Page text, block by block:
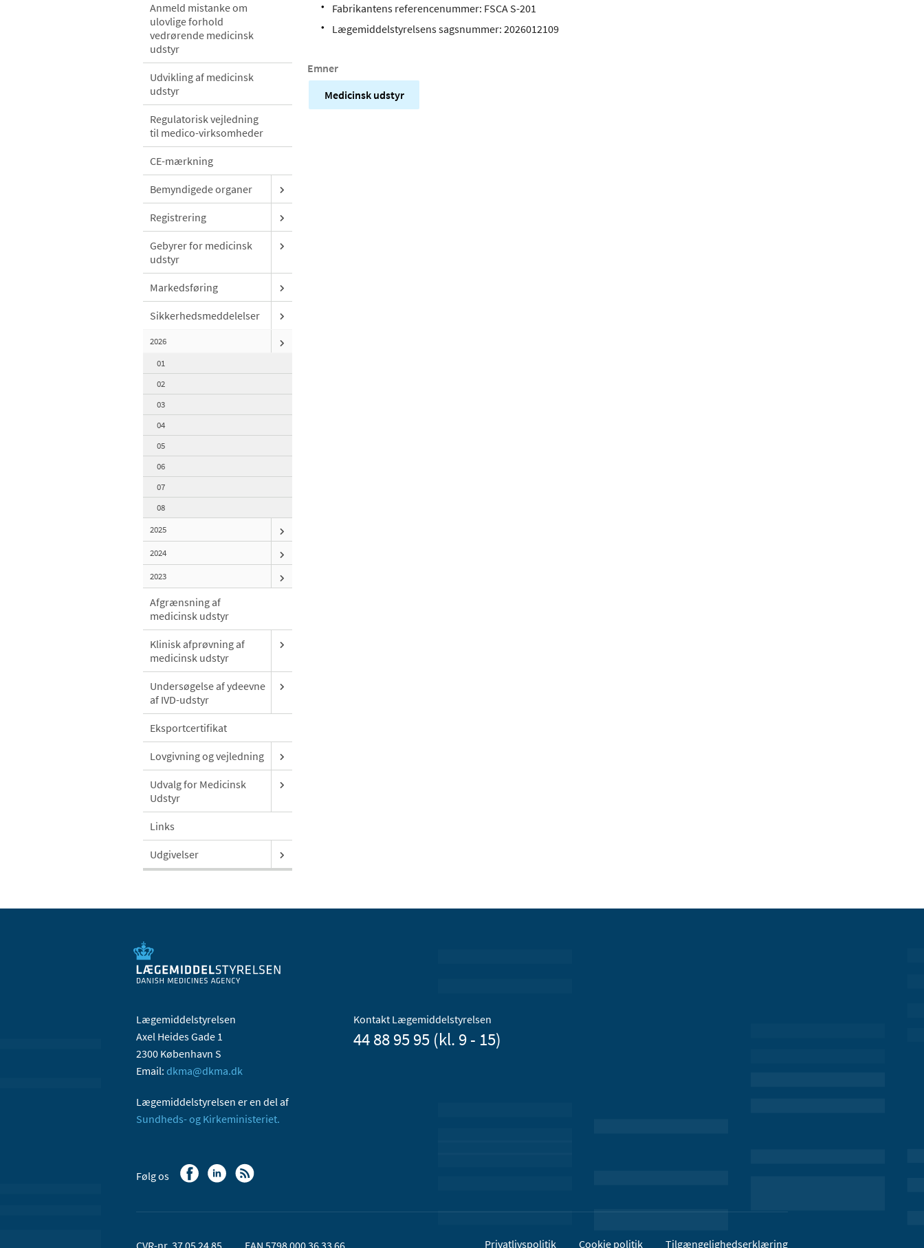
Anmeld mistanke om
ulovlige forhold
vedrørende medicinsk
udstyr
Udvikling af medicinsk
udstyr
Regulatorisk vejledning
til medico-virksomheder
CE-mærkning
Bemyndigede organer
Registrering
Gebyrer for medicinsk
udstyr
Markedsføring
Sikkerhedsmeddelelser
2026
01
02
03
04
05
06
07
08
2025
2024
2023
Afgrænsning af
medicinsk udstyr
Klinisk afprøvning af
medicinsk udstyr
Undersøgelse af ydeevne
af IVD-udstyr
Eksportcertifikat
Lovgivning og vejledning
Udvalg for Medicinsk
Udstyr
Links
Udgivelser
Fabrikantens referencenummer: FSCA S-201
Lægemiddelstyrelsens sagsnummer:2026012109
Emner
Medicinsk udstyr
Lægemiddelstyrelsen
Axel Heides Gade 1
2300 København S
Email: dkma@dkma.dk
Lægemiddelstyrelsen er en del af
Sundheds- og Kirkeministeriet.
Kontakt Lægemiddelstyrelsen
44 88 95 95 (kl. 9 - 15)
Følg os
Privatlivspolitik Cookie politik Tilgængelighedserklæring